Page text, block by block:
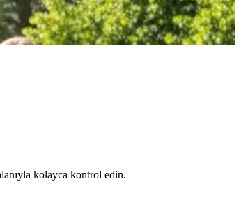
kolayca kontrol edin.